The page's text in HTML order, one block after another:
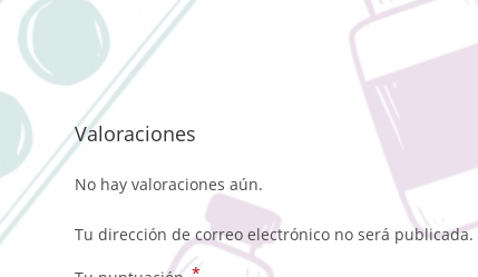
Valoraciones
No hay valoraciones aún.
Tu dirección de correo electrónico no será publicada.